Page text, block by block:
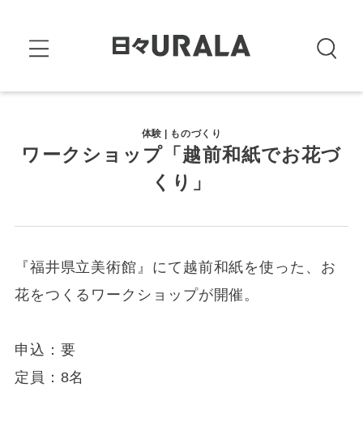
体験 | ものづくり
ワークショップ「越前和紙でお花づ
くり」
『福井県立美術館』にて越前和紙を使った、お
花をつくるワークショップが開催。
申込：要
定員：8名